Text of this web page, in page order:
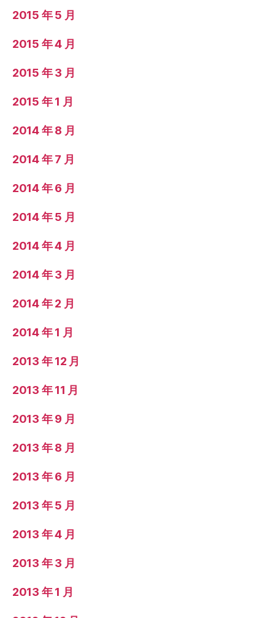
2015 年 5 月
2015 年 4 月
2015 年 3 月
2015 年 1 月
2014 年 8 月
2014 年 7 月
2014 年 6 月
2014 年 5 月
2014 年 4 月
2014 年 3 月
2014 年 2 月
2014 年 1 月
2013 年 12 月
2013 年 11 月
2013 年 9 月
2013 年 8 月
2013 年 6 月
2013 年 5 月
2013 年 4 月
2013 年 3 月
2013 年 1 月